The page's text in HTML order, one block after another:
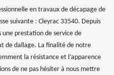
en travaux de décapage de
suivante : Cleyrac 33540. Depuis
prestation de service de
de dallage. La finalité de notre
la résistance et l’apparence
de ne pas hésiter à nous mettre